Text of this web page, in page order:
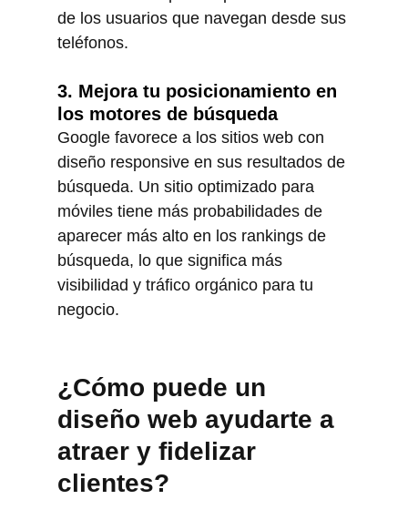
de los usuarios que navegan desde sus
teléfonos.
3. Mejora tu posicionamiento en
los motores de búsqueda
Google favorece a los sitios web con
diseño responsive en sus resultados de
búsqueda. Un sitio optimizado para
móviles tiene más probabilidades de
aparecer más alto en los rankings de
búsqueda, lo que significa más
visibilidad y tráfico orgánico para tu
negocio.
¿Cómo puede un
diseño web ayudarte a
atraer y fidelizar
clientes?